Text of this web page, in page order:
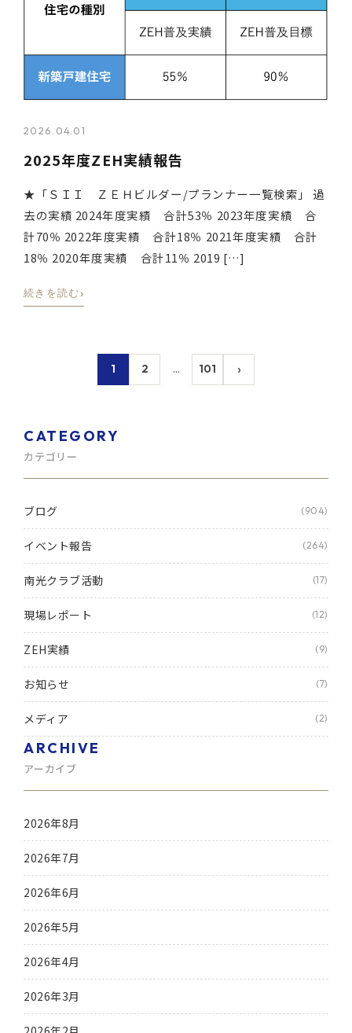
2026.04.01
2025年度ZEH実績報告
★「ＳＩＩ ＺＥＨビルダー/プランナー一覧検索」 過
去の実績 2024年度実績 合計53％ 2023年度実績 合
計70％ 2022年度実績 合計18％ 2021年度実績 合計
18％ 2020年度実績 合計11％ 2019 […]
続きを読む ›
1 2 … 101 ›
CATEGORY
カテゴリー
ブログ (904)
イベント報告 (264)
南光クラブ活動 (17)
現場レポート (12)
ZEH実績 (9)
お知らせ (7)
メディア (2)
ARCHIVE
アーカイブ
2026年8月
2026年7月
2026年6月
2026年5月
2026年4月
2026年3月